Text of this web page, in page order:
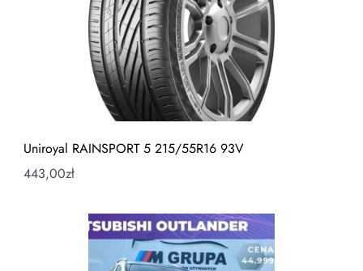
Uniroyal RAINSPORT 5 215/55R16 93V
443,00zł